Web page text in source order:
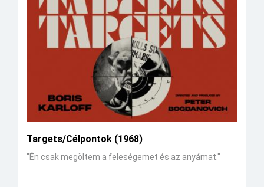
Targets/Célpontok (1968)
"Én csak megöltem a feleségemet és az anyámat."